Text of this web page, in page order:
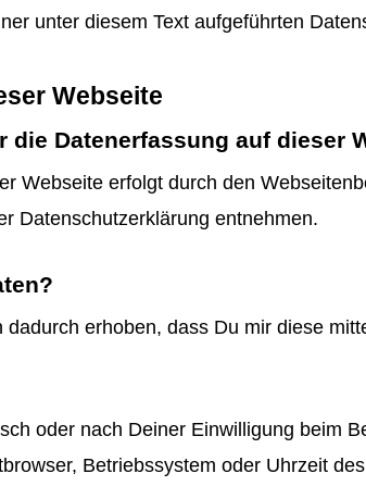
unter diesem Text aufgeführten
Webseite
Datenerfassung auf dieser
Webseite erfolgt durch den
Datenschutzerklärung entnehmen.
erhoben, dass Du mir diese
oder nach Deiner Einwilligung beim
Betriebssystem oder Uhrzeit